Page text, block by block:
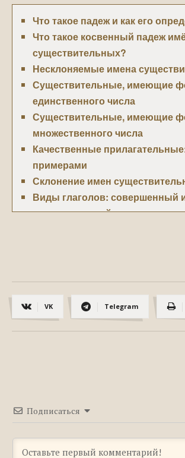
Что такое падеж и как его
Что такое косвенный падеж
существительных?
Несклоняемые имена
Существительные, имеющие
единственного числа
Существительные, имеющие
множественного числа
Качественные
примерами
Склонение имен
Виды глаголов: совершенный
несовершенный
Разряды местоимений и их
роль в предложении
Что такое супплетивная
Основные признаки причастия
Что такое деепричастие и как его
VK Telegram
Подписаться